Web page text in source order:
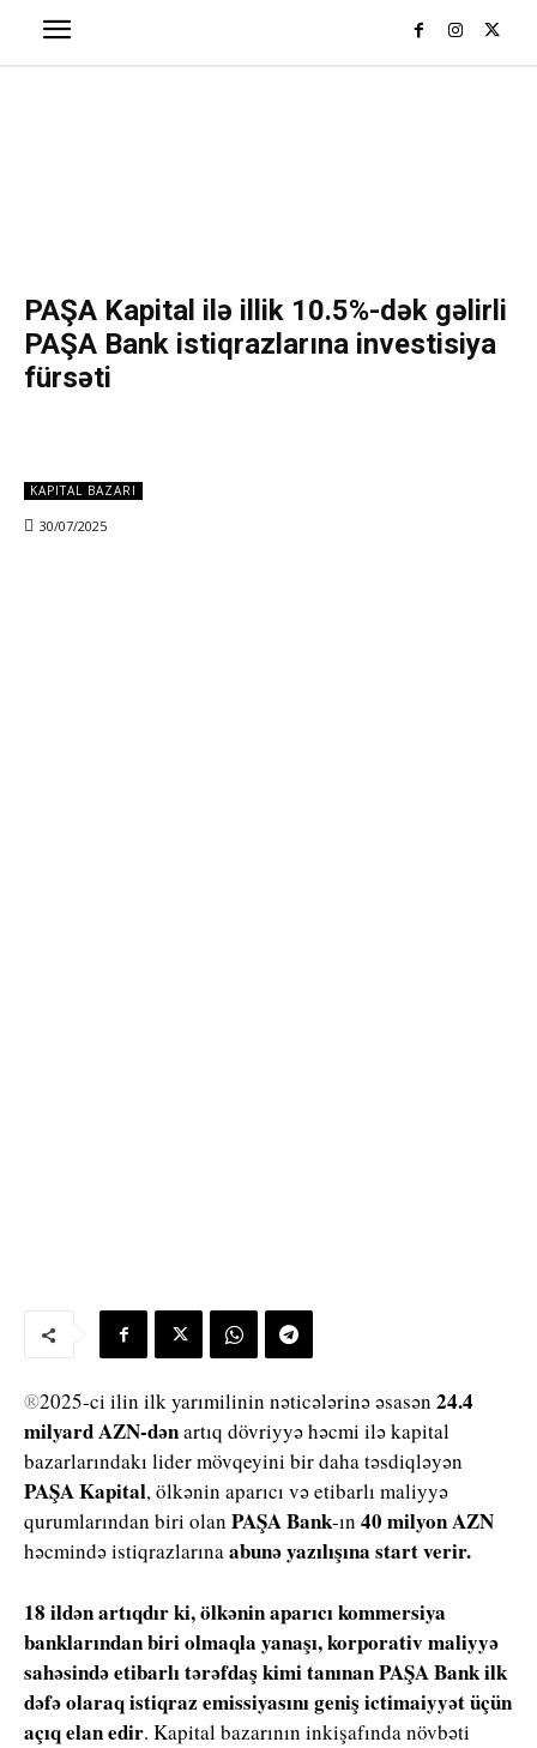
PAŞA Kapital ilə illik 10.5%-dək gəlirli
PAŞA Bank istiqrazlarına investisiya
fürsəti
KAPITAL BAZARI
30/07/2025
®2025-ci ilin ilk yarımilinin nəticələrinə əsasən 24.4
milyard AZN-dənartıq dövriyyə həcmi ilə kapital
bazarlarındakı lider mövqeyini bir daha təsdiqləyən
PAŞA Kapital, ölkənin aparıcı və etibarlı maliyyə
qurumlarından biri olan PAŞA Bank-ın 40 milyon AZN
həcmində istiqrazlarınaabunə yazılışına start verir.
18 ildən artıqdır ki, ölkənin aparıcı kommersiya
banklarından biri olmaqla yanaşı, korporativ maliyyə
sahəsində etibarlı tərəfdaş kimi tanınan PAŞA Bankilk
dəfə olaraq istiqraz emissiyasını geniş ictimaiyyət üçün
açıq elan edir. Kapital bazarının inkişafında növbəti